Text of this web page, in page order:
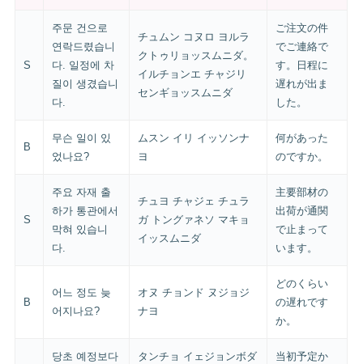
S
주문 건으로
연락드렸습니
다. 일정에 차
질이 생겼습니
다.
チュムン コヌロ ヨルラ
クトゥリョッスムニダ。
イルチョンエ チャジリ
センギョッスムニダ
ご注文の件
でご連絡で
す。日程に
遅れが出ま
した。
B
무슨 일이 있
었나요?
ムスン イリ イッソンナ
ヨ
何があった
のですか。
S
주요 자재 출
하가 통관에서
막혀 있습니
다.
チュヨ チャジェ チュラ
ガ トングァネソ マキョ
イッスムニダ
主要部材の
出荷が通関
で止まって
います。
B
어느 정도 늦
어지나요?
オヌ チョンド ヌジョジ
ナヨ
どのくらい
の遅れです
か。
당초 예정보다
タンチョ イェジョンボダ
当初予定か